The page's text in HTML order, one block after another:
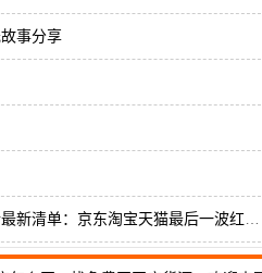
事分享
后一波红包怎么领？最新实测有效的红包口令领取入口更新